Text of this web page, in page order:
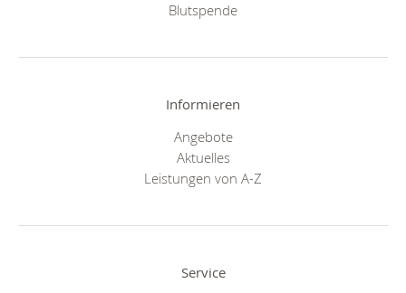
Blutspende
Informieren
Angebote
Aktuelles
Leistungen von A-Z
Service